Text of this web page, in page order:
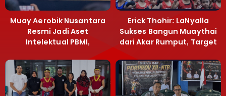
Muay Aerobik Nusantara
Resmi Jadi Aset
Intelektual PBMI,
Terobosan Bangun
Grassroots
Erick Thohir: LaNyalla
Sukses Bangun Muaythai
dari Akar Rumput, Target